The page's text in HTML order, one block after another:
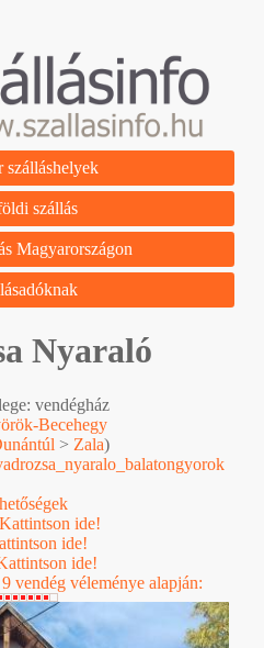
szálláshelyek
szállás
Magyarországon
Nyaraló
vendégház
Becehegy
> Zala)
Kattintson ide!
ide!
ide!
vendég véleménye alapján: